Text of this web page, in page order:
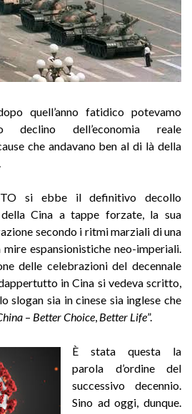
quell’anno fatidico potevamo
dell’economia reale
che andavano ben al di là della
si ebbe il definitivo decollo
della Cina a tappe forzate, la sua
secondo i ritmi marziali di una
espansionistiche neo-imperiali.
delle celebrazioni del decennale
in Cina si vedeva scritto,
slogan sia in cinese sia inglese che
– Better Choice Better Life”.
È stata questa la
parola d’ordine del
successivo decennio.
Sino ad oggi, dunque.